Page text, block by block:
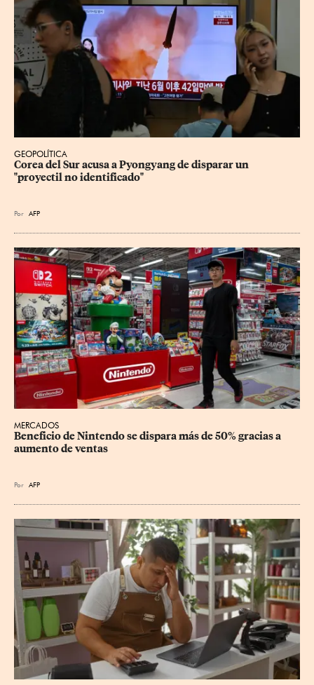
GEOPOLÍTICA
Corea del Sur acusa a Pyongyang de disparar un
"proyectil no identificado"
Por AFP
MERCADOS
Beneficio de Nintendo se dispara más de 50% gracias a
aumento de ventas
Por AFP